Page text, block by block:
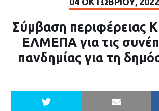
Σύμβαση περιφέρειας
ΕΛΜΕΠΑ για τις
πανδημίας για τη